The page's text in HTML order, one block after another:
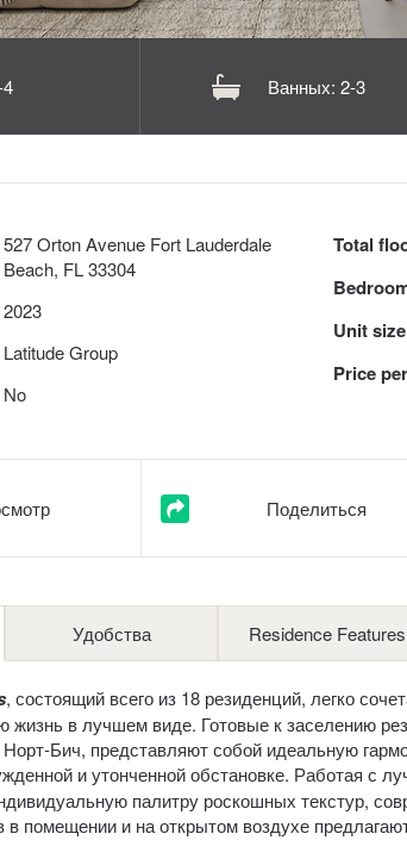
Ванных: 2-3
527 Orton Avenue Fort Lauderdale
Beach, FL 33304
2023
Latitude Group
No
Total
Unit
Price
Поделиться
Удобства Residence Features
, состоящий всего из 18 резиденций, легко
жизнь в лучшем виде. Готовые к заселению
Норт-Бич, представляют собой идеальную
и утонченной обстановке. Работая с
палитру роскошных текстур,
помещении и на открытом воздухе